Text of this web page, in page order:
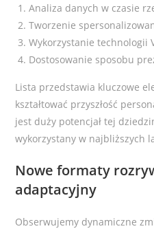
Analiza danych w czasie
Tworzenie
Wykorzystanie technologii
Dostosowanie sposobu
Lista przedstawia kluczowe
kształtować przyszłość
jest duży potencjał tej
wykorzystany w najbliższych
Nowe formaty
adaptacyjny
Obserwujemy dynamiczne